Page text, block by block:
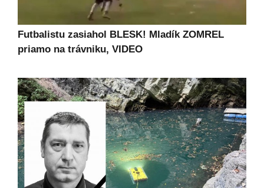
Futbalistu zasiahol BLESK! Mladík ZOMREL
priamo na trávniku, VIDEO